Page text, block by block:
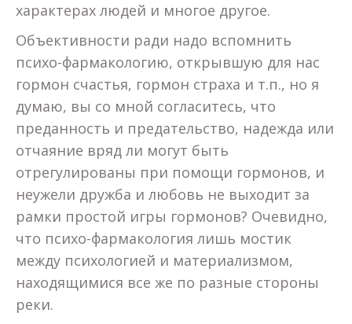
характерах людей и многое другое.
Объективности ради надо вспомнить
психо-фармакологию, открывшую для нас
гормон счастья, гормон страха и т.п., но я
думаю, вы со мной согласитесь, что
преданность и предательство, надежда или
отчаяние вряд ли могут быть
отрегулированы при помощи гормонов, и
неужели дружба и любовь не выходит за
рамки простой игры гормонов? Очевидно,
что психо-фармакология лишь мостик
между психологией и материализмом,
находящимися все же по разные стороны
реки.